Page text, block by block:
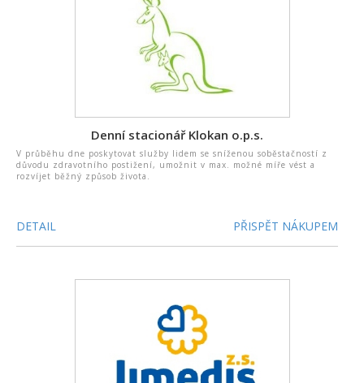
Denní stacionář Klokan o.p.s.
V průběhu dne poskytovat služby lidem se sníženou soběstačností z
důvodu zdravotního postižení, umožnit v max. možné míře vést a
rozvíjet běžný způsob života.
DETAIL PŘISPĚT NÁKUPEM